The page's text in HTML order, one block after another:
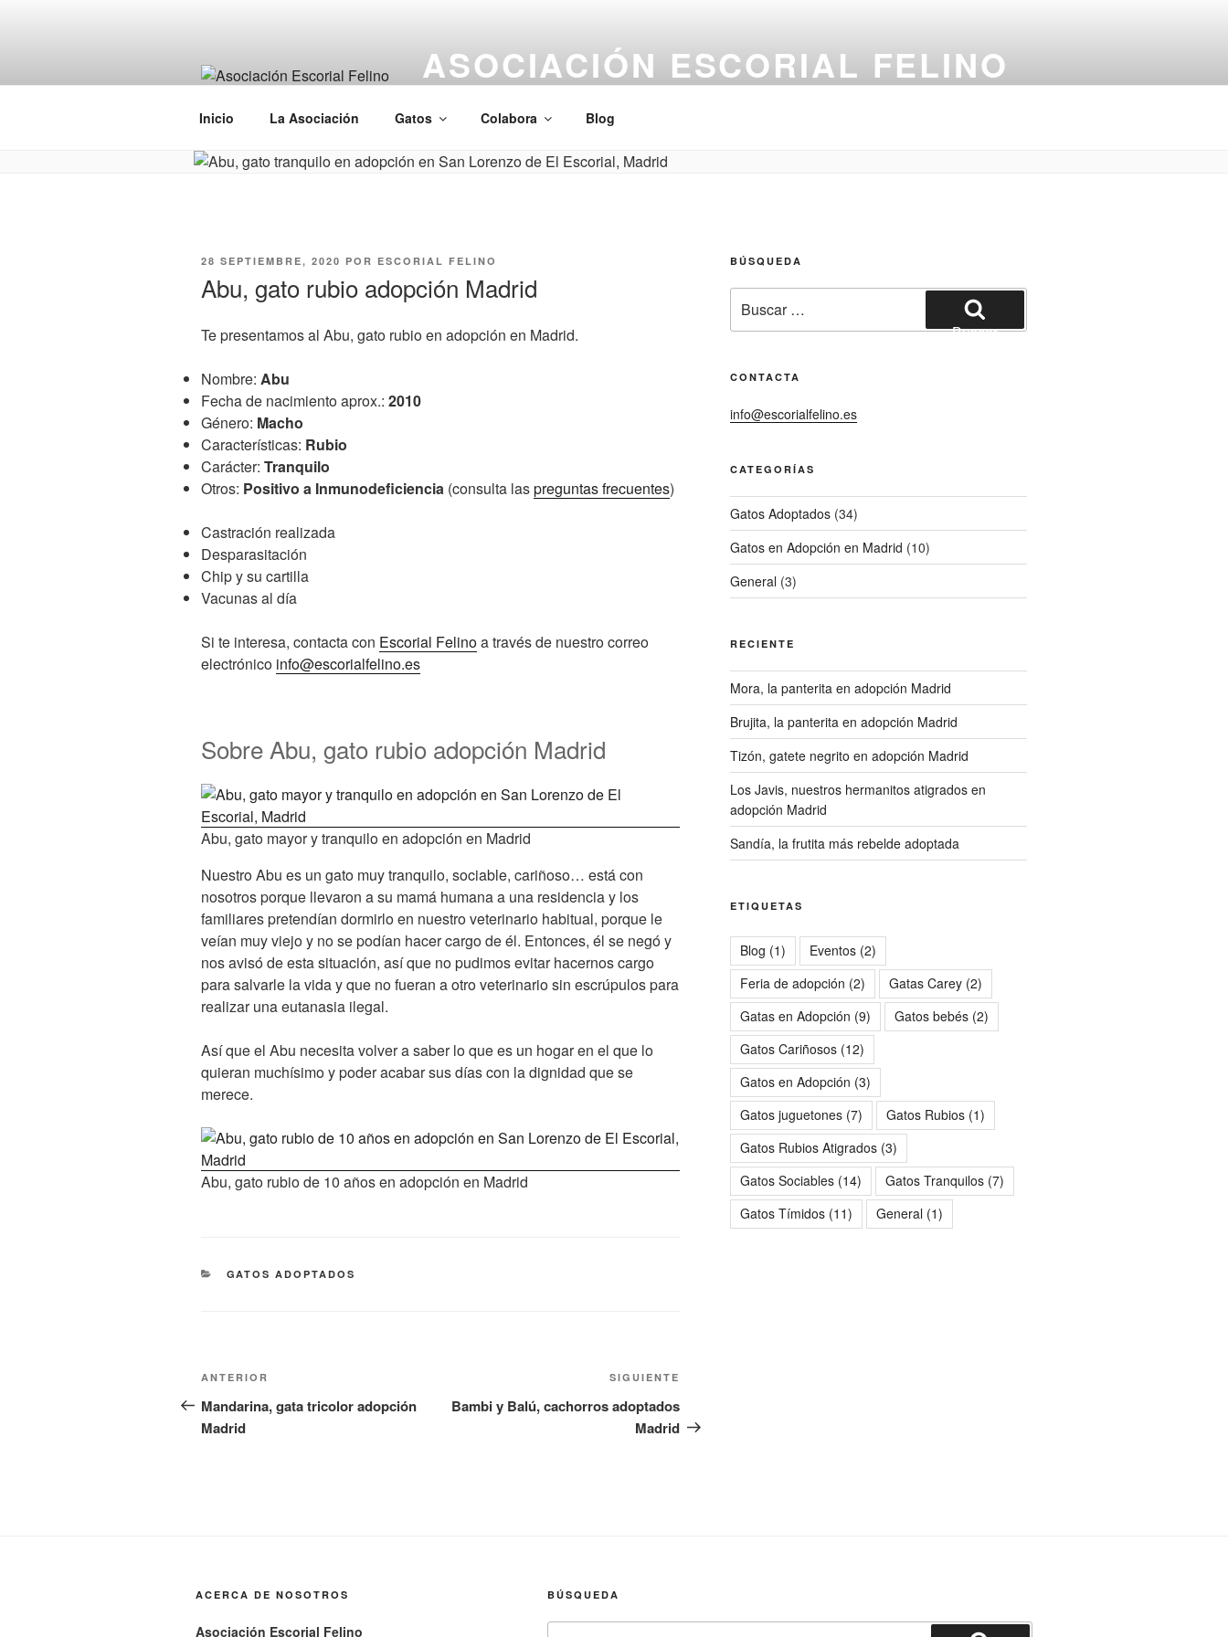
ASOCIACIÓN ESCORIAL FELINO
Inicio La Asociación Gatos Colabora Blog
PUBLICADO
28 SEPTIEMBRE, 2020 POR ESCORIAL FELINO
Abu, gato rubio adopción Madrid
Te presentamos al Abu, gato rubio en adopción en Madrid.
Nombre: Abu
Fecha de nacimiento aprox.: 2010
Género: Macho
Características: Rubio
Carácter: Tranquilo
Otros: Positivo a Inmunodeficiencia (consulta laspreguntas frecuentes)
Castración realizada
Desparasitación
Chip y su cartilla
Vacunas al día
Si te interesa, contacta con Escorial Felinoa través de nuestro correo
electrónico info@escorialfelino.es
Sobre Abu, gato rubio adopción Madrid
Abu, gato mayor y tranquilo en adopción en Madrid
Nuestro Abu es un gato muy tranquilo, sociable, cariñoso… está con
nosotros porque llevaron a su mamá humana a una residencia y los
familiares pretendían dormirlo en nuestro veterinario habitual, porque le
veían muy viejo y no se podían hacer cargo de él. Entonces, él se negó y
nos avisó de esta situación, así que no pudimos evitar hacernos cargo
para salvarle la vida y que no fueran a otro veterinario sin escrúpulos para
realizar una eutanasia ilegal.
Así que el Abu necesita volver a saber lo que es un hogar en el que lo
quieran muchísimo y poder acabar sus días con la dignidad que se
merece.
Abu, gato rubio de 10 años en adopción en Madrid
CATEGORÍAS
GATOS ADOPTADOS
Navegación
de
entradas
Entrada
anterior:
ANTERIOR
Mandarina, gata tricolor adopción
Madrid
entrada
SIGUIENTE
Bambi y Balú, cachorros adoptados
Madrid
BÚSQUEDA
por:
Buscar
CONTACTA
info@escorialfelino.es
CATEGORÍAS
Gatos Adoptados(34)
Gatos en Adopción en Madrid (10)
General(3)
RECIENTE
Mora, la panterita en adopción Madrid
Brujita, la panterita en adopción Madrid
Tizón, gatete negrito en adopción Madrid
Los Javis, nuestros hermanitos atigrados en
adopción Madrid
Sandía, la frutita más rebelde adoptada
ETIQUETAS
Blog (1) Eventos(2)
Feria de adopción (2) Gatas Carey(2)
Gatas en Adopción (9) Gatos bebés(2)
Gatos Cariñosos(12)
Gatos en Adopción (3)
Gatos juguetones(7) Gatos Rubios(1)
Gatos Rubios Atigrados(3)
Gatos Sociables(14) Gatos Tranquilos(7)
Gatos Tímidos(11) General(1)
ACERCA DE NOSOTROS
Asociación Escorial Felino
BÚSQUEDA